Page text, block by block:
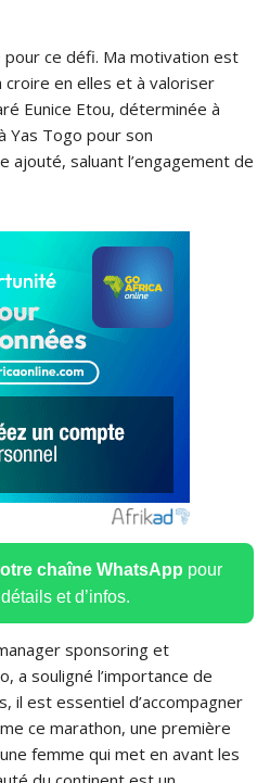
ce défi. Ma motivation est
croire en elles et à valoriser
Eunice Etou, déterminée à
Yas Togo pour son
ajouté, saluant l’engagement de
chaîne WhatsApp pour
et d’infos.
sponsoring et
a souligné l’importance de
il est essentiel d’accompagner
ce marathon, une première
femme qui met en avant les